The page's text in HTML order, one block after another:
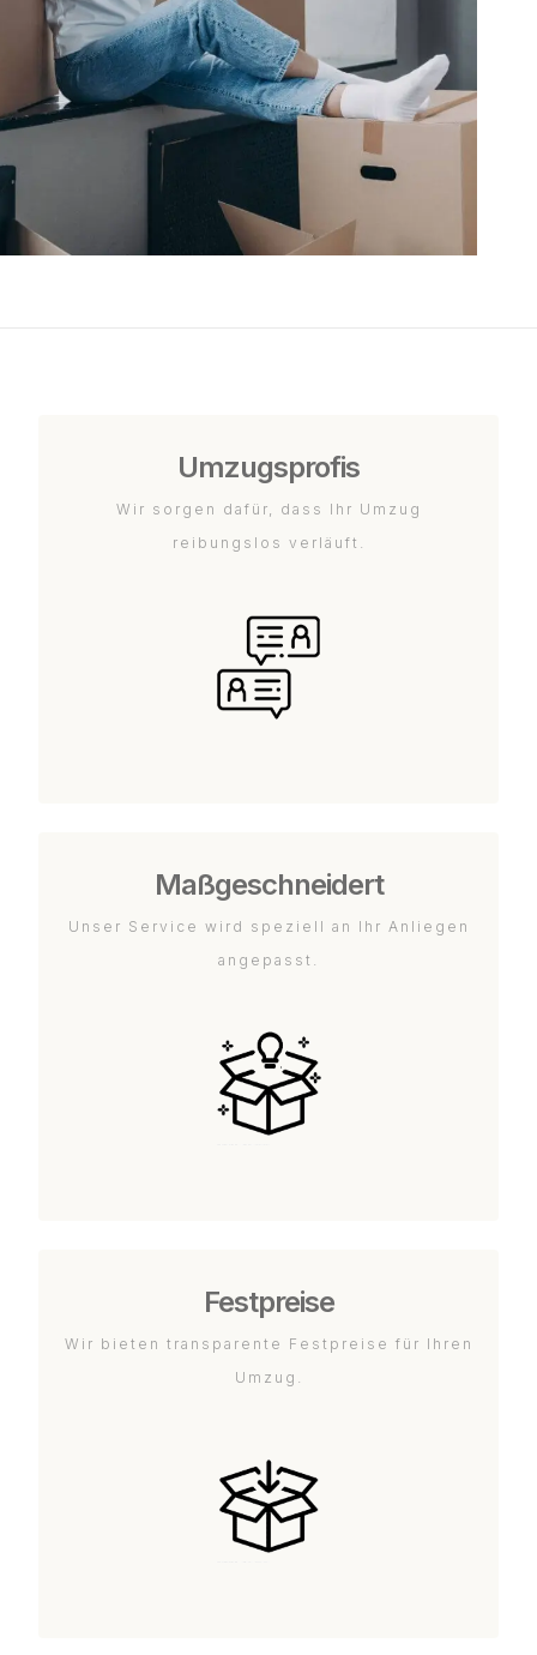
Umzugsprofis
Wir sorgen dafür, dass Ihr Umzug
reibungslos verläuft.
Maßgeschneidert
Unser Service wird speziell an Ihr Anliegen
angepasst.
Festpreise
Wir bieten transparente Festpreise für Ihren
Umzug.